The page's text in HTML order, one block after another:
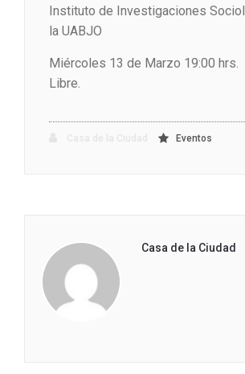
Instituto de Investigaciones
la UABJO
Miércoles 13 de Marzo 19:00
Libre.
Eventos
Casa de la Ciudad